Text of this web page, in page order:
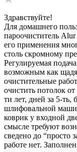
Здравствуйте!
Для домашнего
пароочиститель
его применения
столь скромному
Регулируемая
возможным как
очистительные
очистить потолок
ти лет, дней за 5-ть,
шлифовальной
коврик у входной
смысле требуют
сведено до “просто
работе нет.